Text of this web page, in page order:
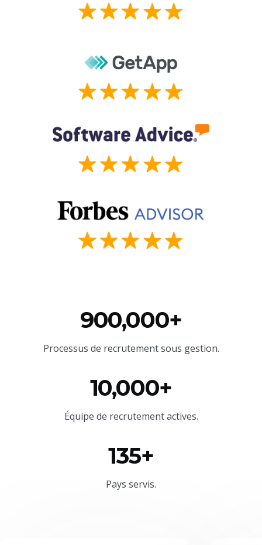
900,000+
Processus de recrutement sous gestion.
10,000+
Équipe de recrutement actives.
135+
Pays servis.